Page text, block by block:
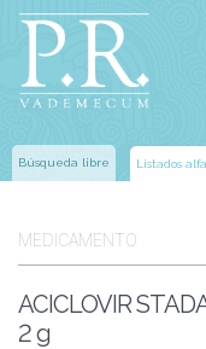
Búsqueda libre Listados
MEDICAMENTO
ACICLOVIR
2 g